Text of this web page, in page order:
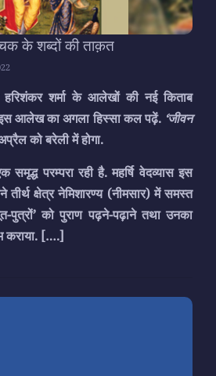
के शब्दों की ताक़त
हरिशंकर शर्मा के आलेखों की नई किताब
आलेख का अगला हिस्सा कल पढ़ें. ‘जीवन
को बरेली में होगा.
परम्परा रही है. महर्षि वेदव्यास इस
तीर्थ क्षेत्र नेमिशारण्य (नीमसार) में समस्त
पुत्रों’ को पुराण पढ़ने-पढ़ाने तथा उनका
कराया. [….]